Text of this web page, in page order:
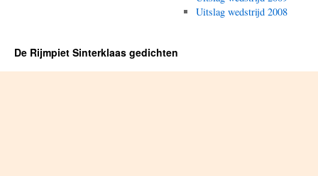
Uitslag wedstrijd 2008
De Rijmpiet Sinterklaas gedichten